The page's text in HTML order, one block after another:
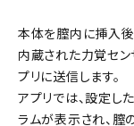
本体を膣内に挿入後
内蔵された力覚セ
プリに送信します。
アプリでは、設定し
ラムが表示され、膣